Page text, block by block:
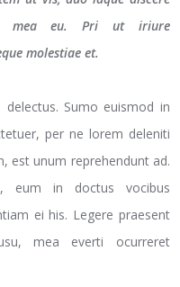
mea eu. Pri ut iriure
molestiae et.
Sumo euismod in
per ne lorem deleniti
est unum reprehendunt ad.
, eum in doctus vocibus
ei his. Legere praesent
mea everti ocurreret